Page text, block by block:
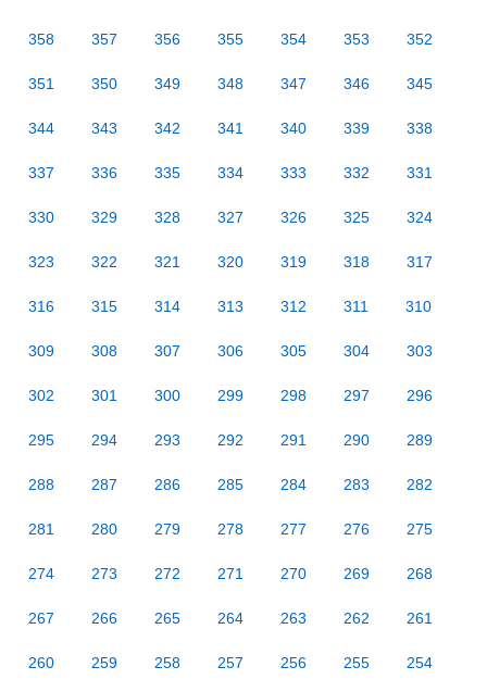
358 357 356 355 354 353 352
351 350 349 348 347 346 345
344 343 342 341 340 339 338
337 336 335 334 333 332 331
330 329 328 327 326 325 324
323 322 321 320 319 318 317
316 315 314 313 312 311 310
309 308 307 306 305 304 303
302 301 300 299 298 297 296
295 294 293 292 291 290 289
288 287 286 285 284 283 282
281 280 279 278 277 276 275
274 273 272 271 270 269 268
267 266 265 264 263 262 261
260 259 258 257 256 255 254